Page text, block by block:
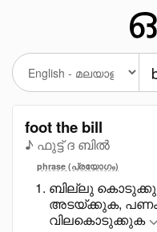
foot the bill
♪ ഫുട്ട് ദ ബിൽ
phrase (പ്രയോഗം)
ബില്ലു
അടയ്ക്കുക,
വിലകൊടുക്കുക